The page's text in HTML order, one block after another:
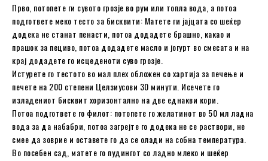
Прво, потопете ги сувото грозје во рум или топла вода, а потоа
подгответе меко тесто за бисквити: Матете ги јајцата со шеќер
додека не станат пенасти, потоа додадете брашно, какао и
прашок за пециво, потоа додадете масло и јогурт во смесата и на
крај додадете го исцеденоти суво грозје.
Истурете го тестото во мал плех обложен со хартија за печење и
печете на 200 степени Целзиусови 30 минути. Исечете го
изладениот бисквит хоризонтално на две еднакви кори.
Потоа подгответе го филот: потопете го желатинот во 50 мл ладна
вода за да набабри, потоа загрејте го додека не се раствори, не
смее да зоврие и оставете го да се олади на собна температура.
Во посебен сад, матете го пудингот со ладно млеко и шеќер